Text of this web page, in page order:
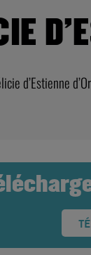
d’Estienne